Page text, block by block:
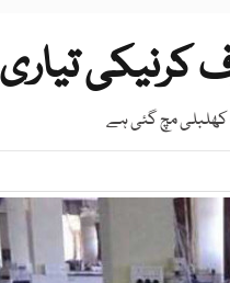
کرنیکی تیاری
کھلبلی مچ گئی ہے